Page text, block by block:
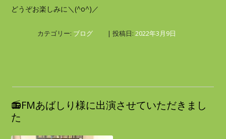
どうぞお楽しみに＼(^o^)／
カテゴリー: ブログ | 投稿日: 2022年3月9日
📻FMあばしり様に出演させていただきまし
た